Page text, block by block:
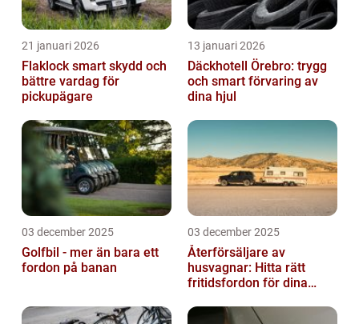
21 januari 2026
Flaklock smart skydd och
bättre vardag för
pickupägare
13 januari 2026
Däckhotell Örebro: trygg
och smart förvaring av
dina hjul
03 december 2025
Golfbil - mer än bara ett
fordon på banan
03 december 2025
Återförsäljare av
husvagnar: Hitta rätt
fritidsfordon för dina